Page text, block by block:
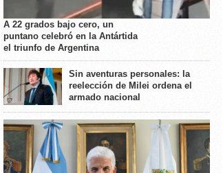
A 22 grados bajo cero, un
puntano celebró en la Antártida
el triunfo de Argentina
Sin aventuras personales: la
reelección de Milei ordena el
armado nacional